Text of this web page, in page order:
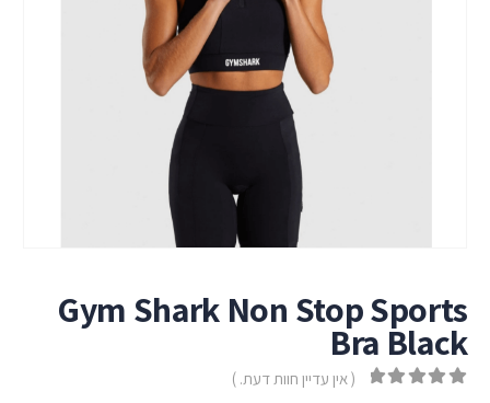
Gym Shark Non Stop Sports
Bra Black
( אין עדיין חוות דעת. )